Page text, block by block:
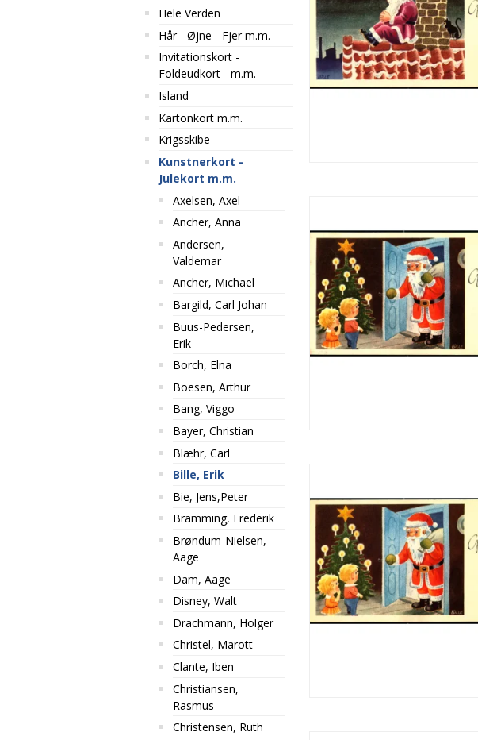
Hele Verden
Hår - Øjne - Fjer m.m.
Invitationskort -
Foldeudkort - m.m.
Island
Kartonkort m.m.
Krigsskibe
Kunstnerkort -
Julekort m.m.
Axelsen, Axel
Ancher, Anna
Andersen,
Valdemar
Ancher, Michael
Bargild, Carl Johan
Buus-Pedersen,
Erik
Borch, Elna
Boesen, Arthur
Bang, Viggo
Bayer, Christian
Blæhr, Carl
Bille, Erik
Bie, Jens,Peter
Bramming, Frederik
Brøndum-Nielsen,
Aage
Dam, Aage
Disney, Walt
Drachmann, Holger
Christel, Marott
Clante, Iben
Christiansen,
Rasmus
Christensen, Ruth